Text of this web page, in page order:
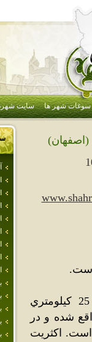
سوغات شهر ها سایت
(اصفهان)
است.
بويين مياندشت از جمله شهرهاي شهرستان فريدن ، واقع در 25 كيلومتري
شده و در
اكثريت